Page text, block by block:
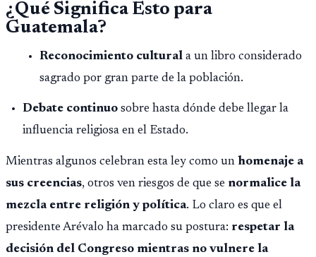
¿Qué Significa Esto para
Guatemala?
Reconocimiento cultural a un libro considerado
sagrado por gran parte de la población.
Debate continuo sobre hasta dónde debe llegar la
influencia religiosa en el Estado.
Mientras algunos celebran esta ley como un homenaje a
sus creencias, otros ven riesgos de que se normalice la
mezcla entre religión y política. Lo claro es que el
presidente Arévalo ha marcado su postura: respetar la
decisión del Congreso mientras no vulnere la